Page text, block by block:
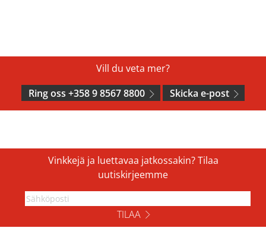
Vill du veta mer?
Ring oss +358 9 8567 8800
Skicka e-post
Vinkkejä ja luettavaa jatkossakin? Tilaa
uutiskirjeemme
TILAA